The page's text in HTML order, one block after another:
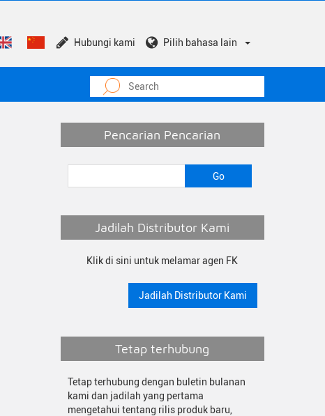
Hubungi kami Pilih bahasa lain
Pencarian Pencarian
Jadilah Distributor Kami
Klik di sini untuk melamar agen FK
Jadilah Distributor Kami
Tetap terhubung
Tetap terhubung dengan buletin bulanan
kami dan jadilah yang pertama
mengetahui tentang rilis produk baru,